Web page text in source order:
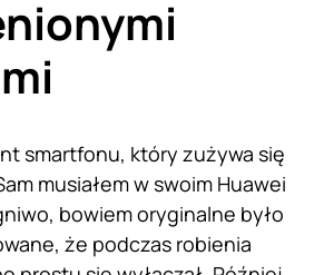
smartfonu, który zużywa się
musiałem w swoim Huawei
bowiem oryginalne było
że podczas robienia